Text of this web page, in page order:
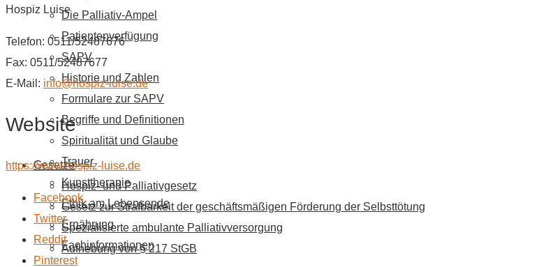
Die Palliativ-Ampel
Patientenverfügung
SAPV
Historie und Zahlen
Formulare zur SAPV
Begriffe und Definitionen
Spiritualität und Glaube
Trauer
Kunsttherapie
Ethik am Lebensende
Ernährung
Fachinformationen
Gesetze
Hospiz- und Palliativgesetz
Gesetz zur Strafbarkeit der geschäftsmäßigen Förderung der Selbsttötung
Spezialisierte ambulante Palliativversorgung
Aufhebung von § 217 StGB
Hospiz Luise
Telefon: 0511/52487676
Fax: 0511/52487677
E-Mail: info@hospiz-luise.de
Website
https://www.hospiz-luise.de
Facebook
Twitter
Reddit
Pinterest